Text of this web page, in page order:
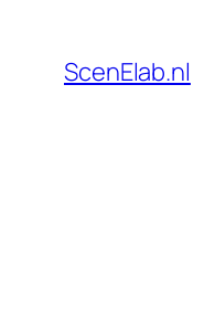
content
ScenElab.nl